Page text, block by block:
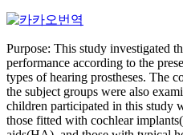
Purpose: This study investigated
performance according to the
types of hearing prostheses. The
the subject groups were also
children participated in this study
those fitted with cochlear